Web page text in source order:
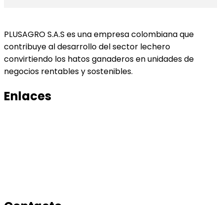
PLUSAGRO S.A.S es una empresa colombiana que
contribuye al desarrollo del sector lechero
convirtiendo los hatos ganaderos en unidades de
negocios rentables y sostenibles.
Enlaces